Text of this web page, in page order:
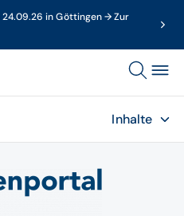
24.09.26 in Göttingen → Zur
Inhalte